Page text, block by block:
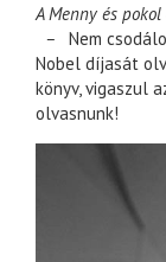
A Menny és
– Nem
Nobel díjasát
könyv, vigaszul
olvasnunk!